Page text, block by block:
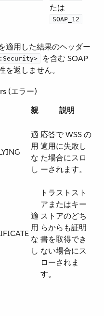
たは ​
SOAP_12
適用した結果のヘッダー
​ を含む SOAP
返しません。
(エラー)
親 説明
適
用
な
し
応答で WSS の
適用に失敗し
た場合にスロ
ーされます。
適
用
な
し
トラストスト
アまたはキー
ストアのどち
らからも証明
書を取得でき
ない場合にス
ローされま
す。